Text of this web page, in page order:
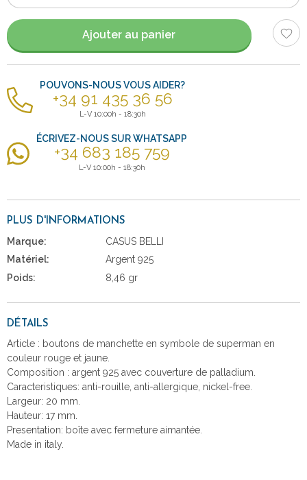
d'items
Ajouter au panier
POUVONS-NOUS VOUS AIDER?
+34 91 435 36 56
L-V 10:00h - 18:30h
ÉCRIVEZ-NOUS SUR WHATSAPP
+34 683 185 759
L-V 10:00h - 18:30h
PLUS D'INFORMATIONS
Marque:
CASUS BELLI
Matériel:
Argent 925
Poids:
8,46 gr
DÉTAILS
Article : boutons de manchette en symbole de superman en
couleur rouge et jaune.
Composition : argent 925 avec couverture de palladium.
Caracteristiques: anti-rouille, anti-allergique, nickel-free.
Largeur: 20 mm.
Hauteur: 17 mm.
Presentation: boîte avec fermeture aimantée.
Made in italy.